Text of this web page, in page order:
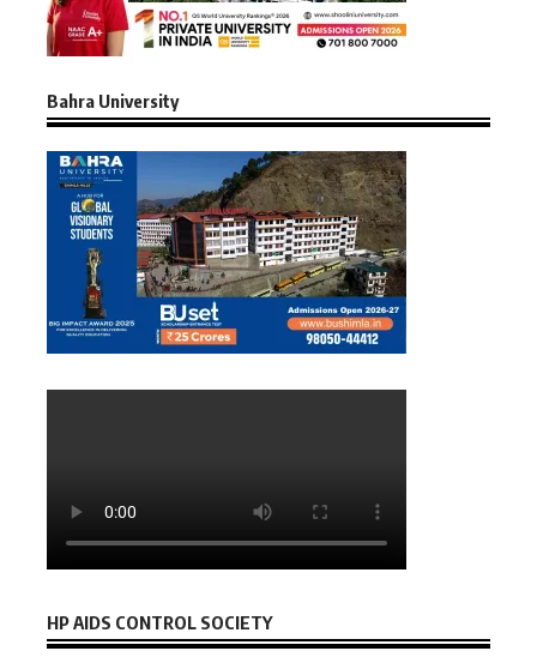
Bahra University
HP AIDS CONTROL SOCIETY